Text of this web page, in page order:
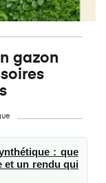
gazon
: que
et un rendu qui